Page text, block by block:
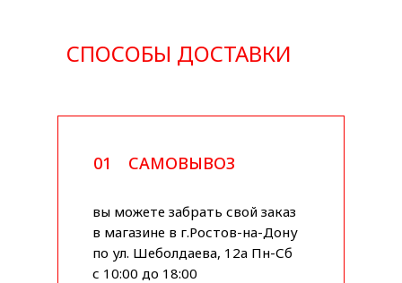
СПОСОБЫ ДОСТАВКИ
САМОВЫВОЗ
01
вы можете забрать свой заказ
в магазине в г.Ростов-на-Дону
по ул. Шеболдаева, 12а Пн-Сб
с 10:00 до 18:00